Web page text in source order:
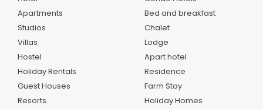
Apartments
Studios
Villas
Hostel
Holiday Rentals
Guest Houses
Resorts
Bed and breakfast
Chalet
Lodge
Apart hotel
Residence
Farm Stay
Holiday Homes